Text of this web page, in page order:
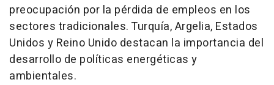
preocupación por la pérdida de empleos en los
sectores tradicionales. Turquía, Argelia, Estados
Unidos y Reino Unido destacan la importancia del
desarrollo de políticas energéticas y
ambientales.